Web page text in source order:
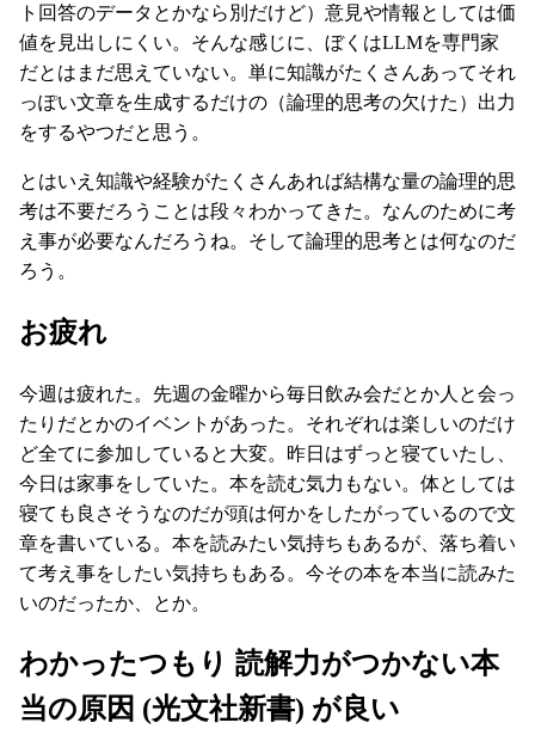
ト回答のデータとかなら別だけど）意見や情報としては価
値を見出しにくい。そんな感じに、ぼくはLLMを専門家
だとはまだ思えていない。単に知識がたくさんあってそれ
っぽい文章を生成するだけの（論理的思考の欠けた）出力
をするやつだと思う。
とはいえ知識や経験がたくさんあれば結構な量の論理的思
考は不要だろうことは段々わかってきた。なんのために考
え事が必要なんだろうね。そして論理的思考とは何なのだ
ろう。
お疲れ
今週は疲れた。先週の金曜から毎日飲み会だとか人と会っ
たりだとかのイベントがあった。それぞれは楽しいのだけ
ど全てに参加していると大変。昨日はずっと寝ていたし、
今日は家事をしていた。本を読む気力もない。体としては
寝ても良さそうなのだが頭は何かをしたがっているので文
章を書いている。本を読みたい気持ちもあるが、落ち着い
て考え事をしたい気持ちもある。今その本を本当に読みた
いのだったか、とか。
わかったつもり 読解力がつかない本
当の原因 (光文社新書) が良い